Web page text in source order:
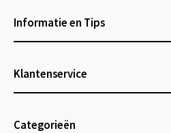
Informatie en Tips
Klantenservice
Categorieën